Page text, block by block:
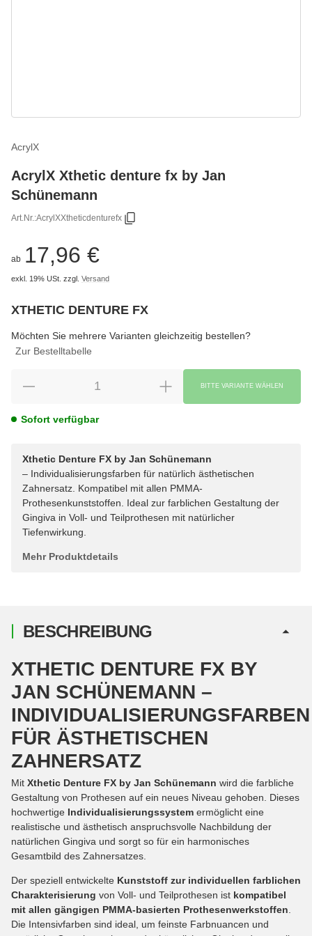
AcrylX
AcrylX Xthetic denture fx by Jan
Schünemann
Art.Nr.:AcrylXXtheticdenturefx
ab 17,96 €
exkl. 19% USt. zzgl. Versand
XTHETIC DENTURE FX
Möchten Sie mehrere Varianten gleichzeitig bestellen?
Zur Bestelltabelle
BITTE VARIANTE WÄHLEN
Sofort verfügbar
Xthetic Denture FX by Jan Schünemann
– Individualisierungsfarben für natürlich ästhetischen
Zahnersatz. Kompatibel mit allen PMMA-
Prothesenkunststoffen. Ideal zur farblichen Gestaltung der
Gingiva in Voll- und Teilprothesen mit natürlicher
Tiefenwirkung.
Mehr Produktdetails
BESCHREIBUNG
XTHETIC DENTURE FX BY
JAN SCHÜNEMANN –
INDIVIDUALISIERUNGSFARBEN
FÜR ÄSTHETISCHEN
ZAHNERSATZ
Mit Xthetic Denture FX by Jan Schünemann wird die farbliche
Gestaltung von Prothesen auf ein neues Niveau gehoben. Dieses
hochwertige Individualisierungssystem ermöglicht eine
realistische und ästhetisch anspruchsvolle Nachbildung der
natürlichen Gingiva und sorgt so für ein harmonisches
Gesamtbild des Zahnersatzes.
Der speziell entwickelte Kunststoff zur individuellen farblichen
Charakterisierung von Voll- und Teilprothesen ist kompatibel
mit allen gängigen PMMA-basierten Prothesenwerkstoffen
Die Intensivfarben sind ideal, um feinste Farbnuancen und